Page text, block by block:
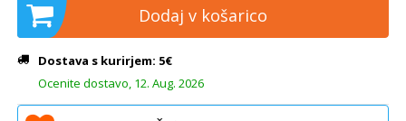
Dodaj v košarico
Dostava s kurirjem: 5€
Ocenite dostavo, 12. Aug. 2026